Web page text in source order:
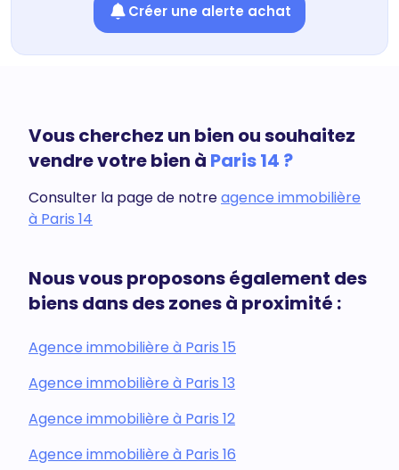
Créer une alerte achat
Vous cherchez un bien ou souhaitez
vendre votre bien à Paris 14 ?
Consulter la page de notreagence immobilière
à Paris 14
Nous vous proposons également des
biens dans des zones à proximité :
Agence immobilière à Paris 15
Agence immobilière à Paris 13
Agence immobilière à Paris 12
Agence immobilière à Paris 16